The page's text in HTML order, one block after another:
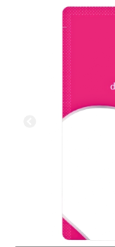
ACCOUNT MENU
ログイン
カテゴリーから探す
キャンペーン
ご利用ガイド